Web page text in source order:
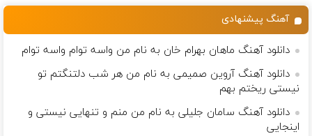
آهنگ پیشنهادی
دانلود آهنگ ماهان بهرام خان به نام من واسه توام واسه توام
دانلود آهنگ آروین صمیمی به نام من هر شب دلتنگتم تو
نیستی ریختم بهم
دانلود آهنگ سامان جلیلی به نام من منم و تنهایی نیستی و
اینجایی